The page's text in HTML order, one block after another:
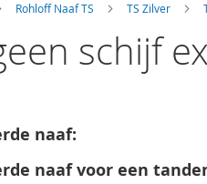
Rohloff Naaf TS TS Zilver
schijf
naaf:
naaf voor een